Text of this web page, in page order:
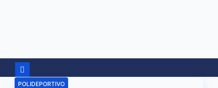
POLIDEPORTIVO